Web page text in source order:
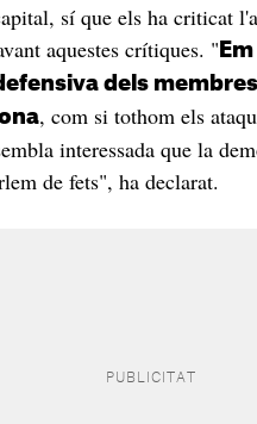
sí que els ha criticat
aquestes crítiques. "
dels
, com si tothom els
interessada que la
de fets", ha declarat.